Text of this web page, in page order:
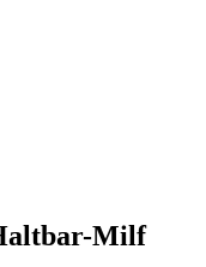
Milf